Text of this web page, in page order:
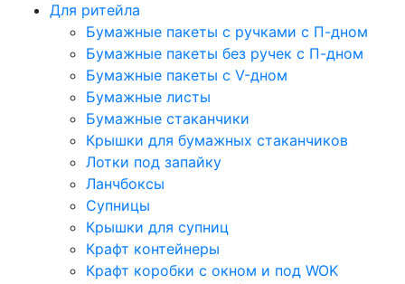
Для ритейла
Бумажные пакеты с ручками с П-дном
Бумажные пакеты без ручек с П-дном
Бумажные пакеты с V-дном
Бумажные листы
Бумажные стаканчики
Крышки для бумажных стаканчиков
Лотки под запайку
Ланчбоксы
Супницы
Крышки для супниц
Крафт контейнеры
Крафт коробки с окном и под WOK